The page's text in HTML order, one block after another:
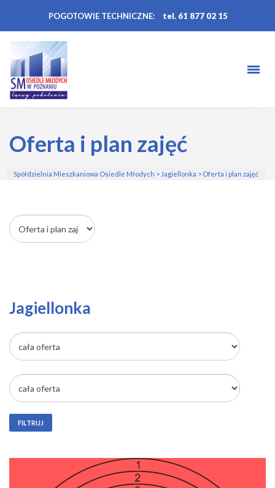
POGOTOWIE TECHNICZNE: tel. 61 877 02 15
Oferta i plan zajęć
Spółdzielnia Mieszkaniowa Osiedle Młodych > Jagiellonka > Oferta i plan zajęć
Jagiellonka
FILTRUJ